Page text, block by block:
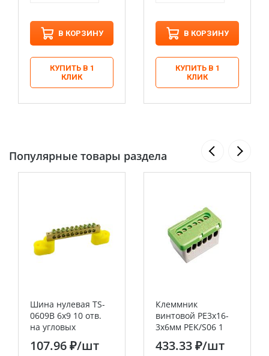
В КОРЗИНУ
КУПИТЬ В 1
КЛИК
В КОРЗИНУ
КУПИТЬ В 1
КЛИК
Популярные товары раздела
Шина нулевая TS-
0609B 6х9 10 отв.
на угловых
изоляторах жел.
ЭНЕРГИЯ
107.96 ₽/шт
Клеммник
винтовой PE3х16-
3х6мм PEK/S06 1
1.32 6.6 ABB
433.33 ₽/шт